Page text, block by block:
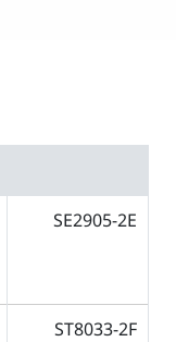
SE2905-2E
ST8033-2F